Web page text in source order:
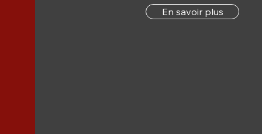
En savoir plus